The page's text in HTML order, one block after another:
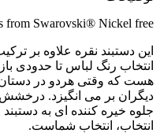
from Swarovski® Nickel free
این دستبند نقره علاوه بر
انتخاب رنگ لباس تا حدودی
هست که وقتی هردو در دستان
دیگران بر می انگیزد.
جلوه خیره کننده ای به
انتخاب، انتخاب شماست.